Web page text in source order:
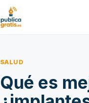
SALUD
Qué es